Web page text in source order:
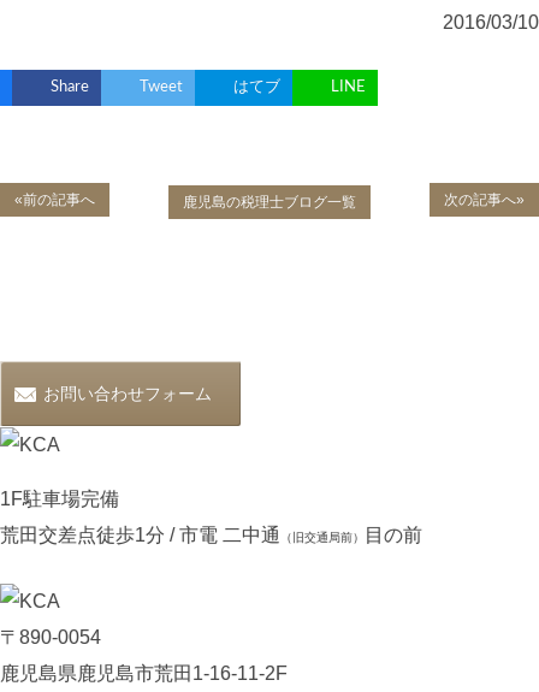
2016/03/10
Share Tweet はてブ LINE
«前の記事へ 次の記事へ»
鹿児島の税理士ブログ一覧
お問い合わせフォーム
1F駐車場完備
荒田交差点徒歩1分 / 市電 二中通
（旧交通局前） 目の前
〒890-0054
鹿児島県鹿児島市荒田1-16-11-2F